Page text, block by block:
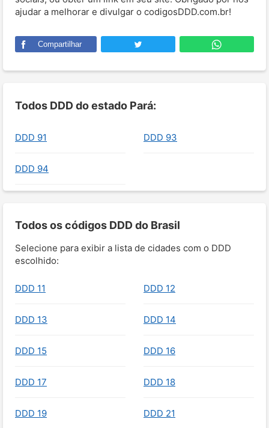
ajudar a melhorar e divulgar o codigosDDD.com.br!
Compartilhar
Todos DDD do estado Pará:
DDD 91 DDD 93
DDD 94
Todos os códigos DDD do Brasil
Selecione para exibir a lista de cidades com o DDD
escolhido:
DDD 11 DDD 12
DDD 13 DDD 14
DDD 15 DDD 16
DDD 17 DDD 18
DDD 19 DDD 21